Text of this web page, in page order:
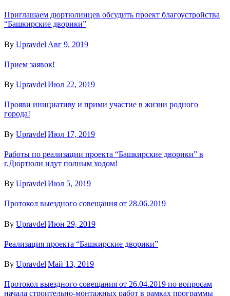
Приглашаем дюртюлинцев обсудить проект благоустройства
“Башкирские дворики”
By Upravdel|Авг 9, 2019
Прием заявок!
By Upravdel|Июл 22, 2019
Прояви инициативу и прими участие в жизни родного
города!
By Upravdel|Июл 17, 2019
Работы по реализации проекта “Башкирские дворики” в
г.Дюртюли идут полным ходом!
By Upravdel|Июл 5, 2019
Протокол выездного совещания от 28.06.2019
By Upravdel|Июн 29, 2019
Реализация проекта “Башкирские дворики”
By Upravdel|Май 13, 2019
Протокол выездного совещания от 26.04.2019 по вопросам
начала строительно-монтажных работ в рамках программы